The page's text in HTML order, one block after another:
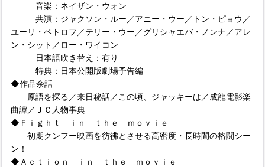
音楽：ネイザン・ウォン
共演：ジャクソン・ルー／アニー・ウー／トン・ピョウ／
ユーリ・ペトロフ／テリー・ウー／グリシャエバ・ノンナ／アレ
ン・シット／ロー・ワイコン
日本語吹き替え：有り
特典：日本公開版劇場予告編
◆作品余話
原語を探る／来日秘話／この頃、ジャッキーは／成龍電影楽
曲譚／ＪＣ人物事典
◆Ｆｉｇｈｔ ｉｎ ｔｈｅ ｍｏｖｉｅ
初期クンフー映画を彷彿とさせる高密度・長時間の格闘シー
ン！
◆Ａｃｔｉｏｎ ｉｎ ｔｈｅ ｍｏｖｉｅ